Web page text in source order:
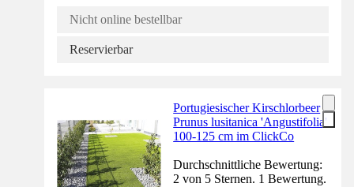
Nicht online bestellbar
Reservierbar
Portugiesischer Kirschlorbeer
Prunus lusitanica 'Angustifolia'
100-125 cm im ClickCo
Durchschnittliche Bewertung:
2 von 5 Sternen. 1 Bewertung.